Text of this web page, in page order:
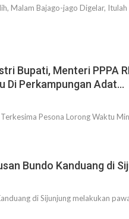
Malam Bajago-jago Digelar,
Bupati, Menteri PPPA
Di Perkampungan Adat…
Pesona Lorong Waktu
Bundo Kanduang di
di Sijunjung melakukan